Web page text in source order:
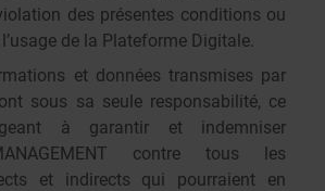
des présentes conditions ou
de la Plateforme Digitale.
et données transmises par
sous sa seule responsabilité, ce
à garantir et indemniser
contre tous les
et indirects qui pourraient en